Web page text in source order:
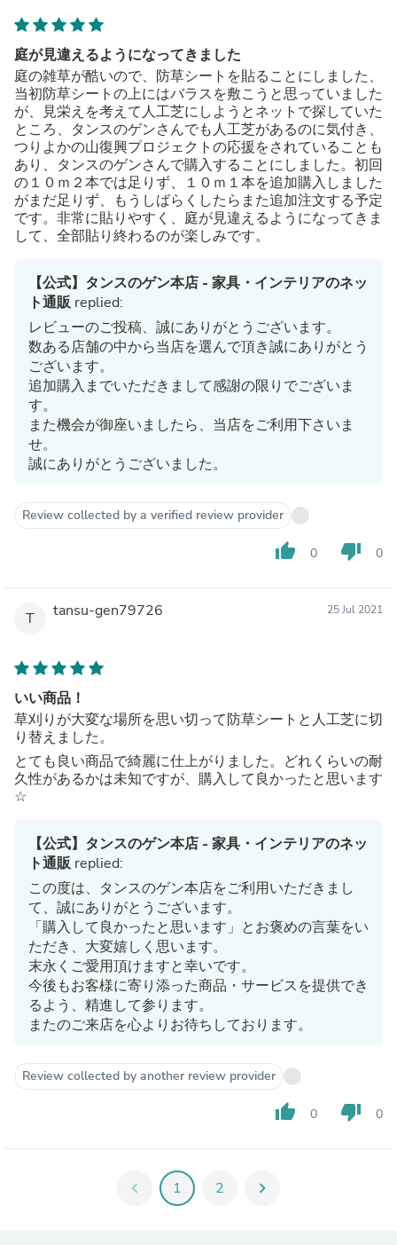
庭が見違えるようになってきました
庭の雑草が酷いので、防草シートを貼ることにしました、
当初防草シートの上にはバラスを敷こうと思っていました
が、見栄えを考えて人工芝にしようとネットで探していた
ところ、タンスのゲンさんでも人工芝があるのに気付き、
つりよかの山復興プロジェクトの応援をされていることも
あり、タンスのゲンさんで購入することにしました。初回
の１０ｍ２本では足りず、１０ｍ１本を追加購入しました
がまだ足りず、もうしばらくしたらまた追加注文する予定
です。非常に貼りやすく、庭が見違えるようになってきま
して、全部貼り終わるのが楽しみです。
【公式】タンスのゲン本店 - 家具・インテリアのネッ
ト通販replied:
レビューのご投稿、誠にありがとうございます。
数ある店舗の中から当店を選んで頂き誠にありがとう
ございます。
追加購入までいただきまして感謝の限りでございま
す。
また機会が御座いましたら、当店をご利用下さいま
せ。
誠にありがとうございました。
Review collected by a verified review provider
thumb_up 0 thumb_down 0
T tansu-gen79726 25 Jul 2021
いい商品！
草刈りが大変な場所を思い切って防草シートと人工芝に切
り替えました。
とても良い商品で綺麗に仕上がりました。どれくらいの耐
久性があるかは未知ですが、購入して良かったと思います
☆
【公式】タンスのゲン本店 - 家具・インテリアのネッ
ト通販replied:
この度は、タンスのゲン本店をご利用いただきまし
て、誠にありがとうございます。
「購入して良かったと思います」とお褒めの言葉をい
ただき、大変嬉しく思います。
末永くご愛用頂けますと幸いです。
今後もお客様に寄り添った商品・サービスを提供でき
るよう、精進して参ります。
またのご来店を心よりお待ちしております。
Review collected by another review provider
thumb_up 0 thumb_down 0
chevron_left 1 2 chevron_right